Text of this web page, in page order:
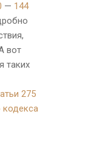
— 144
вот
таких
275
кодекса